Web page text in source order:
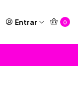
Entrar 0